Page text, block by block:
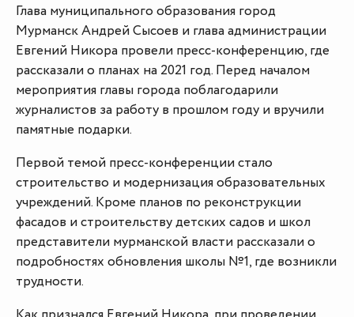
Глава муниципального образования город
Мурманск Андрей Сысоев и глава администрации
Евгений Никора провели пресс-конференцию, где
рассказали о планах на 2021 год. Перед началом
мероприятия главы города поблагодарили
журналистов за работу в прошлом году и вручили
памятные подарки.
Первой темой пресс-конференции стало
строительство и модернизация образовательных
учреждений. Кроме планов по реконструкции
фасадов и строительству детских садов и школ
представители мурманской власти рассказали о
подробностях обновления школы №1, где возникли
трудности.